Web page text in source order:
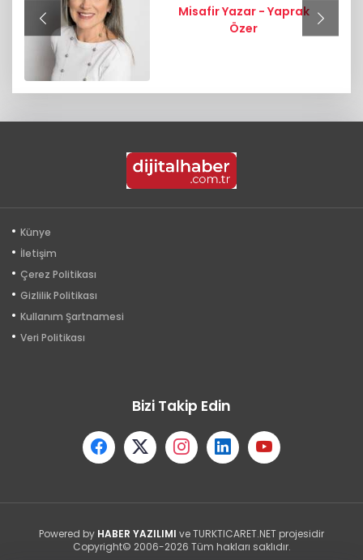
Misafir Yazar - Yaprak
Özer
Künye
İletişim
Çerez Politikası
Gizlilik Politikası
Kullanım Şartnamesi
Veri Politikası
Bizi Takip Edin
Powered by HABER YAZILIMI ve TURKTICARET.NET projesidir
Copyright© 2006-2026 Tüm hakları saklıdır.